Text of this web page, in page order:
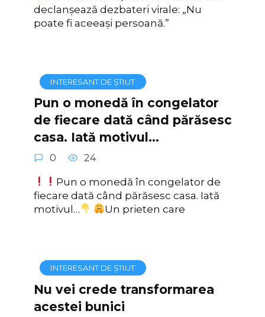
declanșează dezbateri virale: „Nu
poate fi aceeași persoană.”
INTERESANT DE ȘTIUT
Pun o monedă în congelator
de fiecare dată când părăsesc
casa. Iată motivul…
0 24
Pun o monedă în congelator de
fiecare dată când părăsesc casa. Iată
motivul…
Un prieten care
INTERESANT DE ȘTIUT
Nu vei crede transformarea
acestei bunici